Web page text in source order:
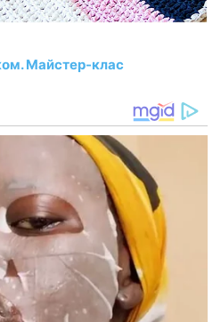
Майстер-клас